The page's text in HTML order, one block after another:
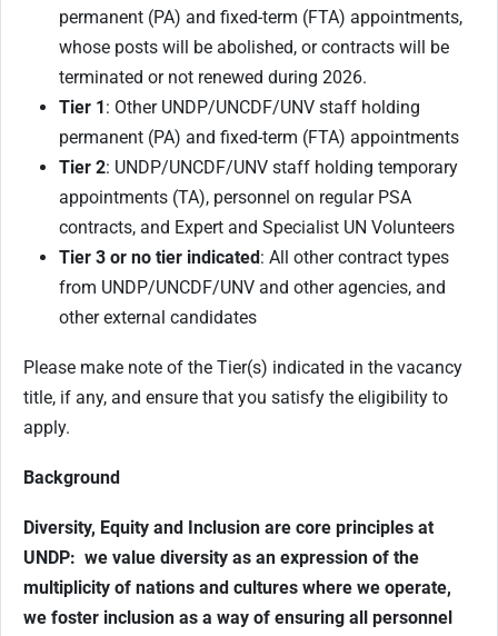
permanent (PA) and fixed-term (FTA) appointments,
whose posts will be abolished, or contracts will be
terminated or not renewed during 2026.
Tier 1 : Other UNDP/UNCDF/UNV staff holding
permanent (PA) and fixed-term (FTA) appointments
Tier 2: UNDP/UNCDF/UNV staff holding temporary
appointments (TA), personnel on regular PSA
contracts, and Expert and Specialist UN Volunteers
Tier 3 or no tier indicated : All other contract types
from UNDP/UNCDF/UNV and other agencies, and
other external candidates
Please make note of the Tier(s) indicated in the vacancy
title, if any, and ensure that you satisfy the eligibility to
apply.
Background
Diversity, Equity and Inclusion are core principles at
UNDP: we value diversity as an expression of the
multiplicity of nations and cultures where we operate,
we foster inclusion as a way of ensuring all personnel